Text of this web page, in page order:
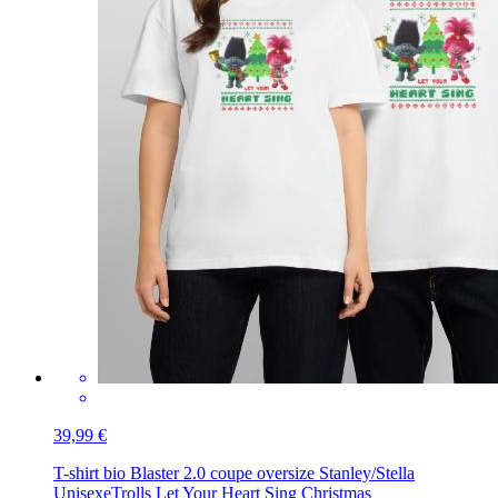
39,99 €
T-shirt bio Blaster 2.0 coupe oversize Stanley/Stella
UnisexeTrolls Let Your Heart Sing Christmas